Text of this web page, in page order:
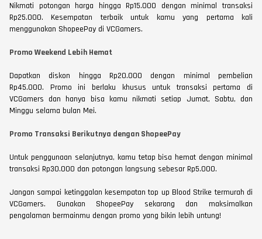
Nikmati potongan harga hingga Rp15.000 dengan minimal transaksi
Rp25.000. Kesempatan terbaik untuk kamu yang pertama kali
menggunakan ShopeePay di VCGamers.
Promo Weekend Lebih Hemat
Dapatkan diskon hingga Rp20.000 dengan minimal pembelian
Rp45.000. Promo ini berlaku khusus untuk transaksi pertama di
VCGamers dan hanya bisa kamu nikmati setiap Jumat, Sabtu, dan
Minggu selama bulan Mei.
Promo Transaksi Berikutnya dengan ShopeePay
Untuk penggunaan selanjutnya, kamu tetap bisa hemat dengan minimal
transaksi Rp30.000 dan potongan langsung sebesar Rp5.000.
Jangan sampai ketinggalan kesempatan top up Blood Strike termurah di
VCGamers. Gunakan ShopeePay sekarang dan maksimalkan
pengalaman bermainmu dengan promo yang bikin lebih untung!